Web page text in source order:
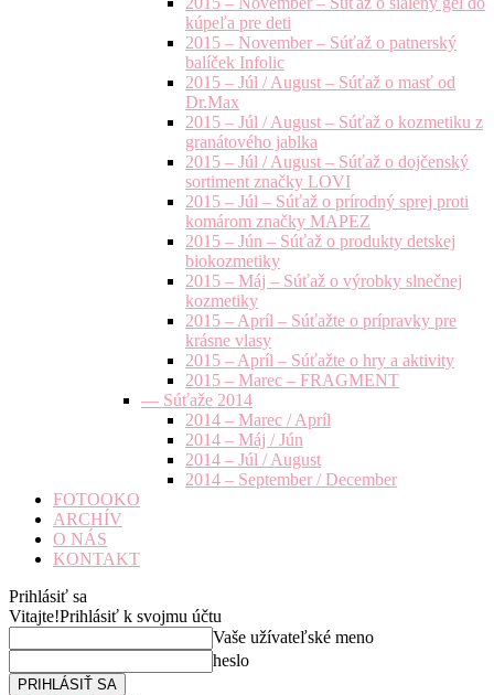
kúpeľa pre deti
2015 – November – Súťaž o patnerský
balíček Infolic
2015 – Júl / August – Súťaž o masť od
Dr.Max
2015 – Júl / August – Súťaž o kozmetiku z
granátového jablka
2015 – Júl / August – Súťaž o dojčenský
sortiment značky LOVI
2015 – Júl – Súťaž o prírodný sprej proti
komárom značky MAPEZ
2015 – Jún – Súťaž o produkty detskej
biokozmetiky
2015 – Máj – Súťaž o výrobky slnečnej
kozmetiky
2015 – Apríl – Súťažte o prípravky pre
krásne vlasy
2015 – Apríl – Súťažte o hry a aktivity
2015 – Marec – FRAGMENT
— Súťaže 2014
2014 – Marec / Apríl
2014 – Máj / Jún
2014 – Júl / August
2014 – September / December
FOTOOKO
ARCHÍV
O NÁS
KONTAKT
Prihlásiť sa
Vitajte!Prihlásiť k svojmu účtu
Vaše užívateľské meno
heslo